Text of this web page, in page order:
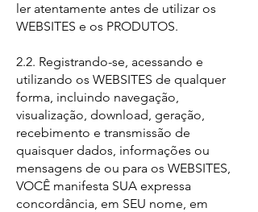
ler atentamente antes de utilizar os
WEBSITES e os PRODUTOS.
2.2. Registrando-se, acessando e
utilizando os WEBSITES de qualquer
forma, incluindo navegação,
visualização, download, geração,
recebimento e transmissão de
quaisquer dados, informações ou
mensagens de ou para os WEBSITES,
VOCÊ manifesta SUA expressa
concordância, em SEU nome, em